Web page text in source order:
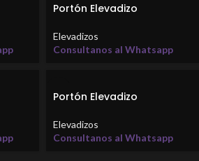
Portón Elevadizo
Elevadizos
Consultanos al Whatsapp
Portón Elevadizo
Elevadizos
Consultanos al Whatsapp